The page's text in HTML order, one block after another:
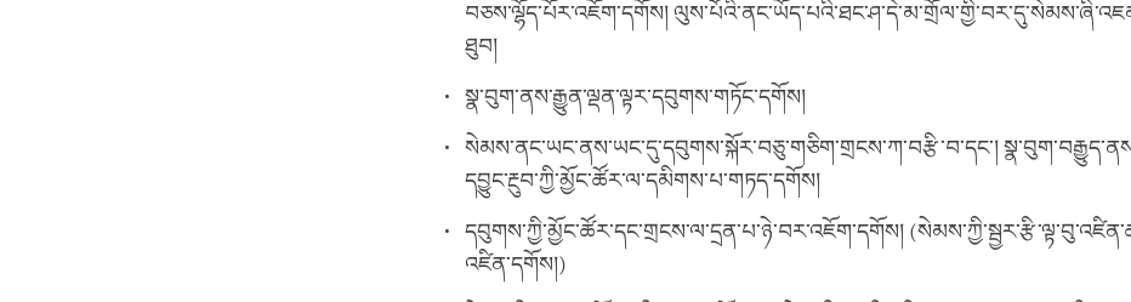
བཅས་ལྷོད་པོར་འཇོག་དགོས།
ཐུབ།
སྣ་བུག་ནས་རྒྱུན་ལྡན་ལྟར་དབུགས་གཏོང་དགོས།
སེམས་ནང་ཡང་ནས་ཡང་དུ་དབུགས་སྐོར་བཅུ་གཅིག་གྲངས་ཀ་བརྩི་བ་དང་།
དབྱུང་རྔུབ་ཀྱི་མྱོང་ཚོར་ལ་དམིགས་པ་གཏད་དགོས།
དབུགས་ཀྱི་མྱོང་ཚོར་དང་གྲངས་ལ་དྲན་པ་ཉེ་བར་འཇོག་དགོས།
འཛིན་དགོས།)